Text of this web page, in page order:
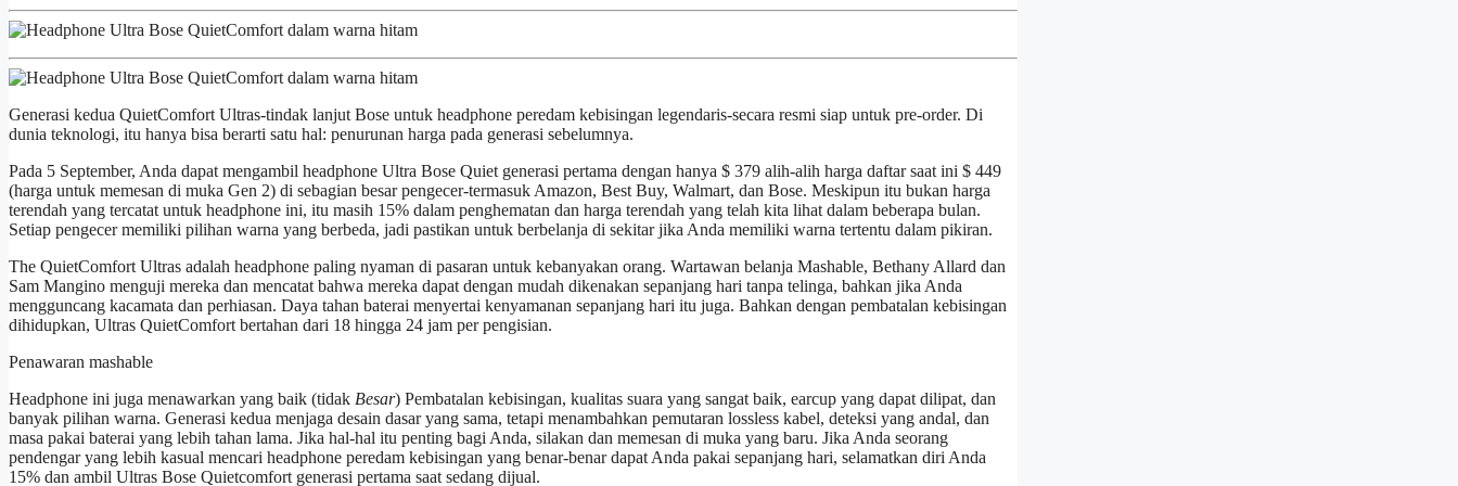
Generasi kedua QuietComfort Ultras-tindak lanjut Bose untuk headphone peredam kebisingan legendaris-secara resmi siap untuk pre-order. Di
dunia teknologi, itu hanya bisa berarti satu hal: penurunan harga pada generasi sebelumnya.
Pada 5 September, Anda dapat mengambil headphone Ultra Bose Quiet generasi pertama dengan hanya $ 379 alih-alih harga daftar saat ini $ 449
(harga untuk memesan di muka Gen 2) di sebagian besar pengecer-termasuk Amazon, Best Buy, Walmart, dan Bose. Meskipun itu bukan harga
terendah yang tercatat untuk headphone ini, itu masih 15% dalam penghematan dan harga terendah yang telah kita lihat dalam beberapa bulan.
Setiap pengecer memiliki pilihan warna yang berbeda, jadi pastikan untuk berbelanja di sekitar jika Anda memiliki warna tertentu dalam pikiran.
The QuietComfort Ultras adalah headphone paling nyaman di pasaran untuk kebanyakan orang. Wartawan belanja Mashable, Bethany Allard dan
Sam Mangino menguji mereka dan mencatat bahwa mereka dapat dengan mudah dikenakan sepanjang hari tanpa telinga, bahkan jika Anda
mengguncang kacamata dan perhiasan. Daya tahan baterai menyertai kenyamanan sepanjang hari itu juga. Bahkan dengan pembatalan kebisingan
dihidupkan, Ultras QuietComfort bertahan dari 18 hingga 24 jam per pengisian.
Penawaran mashable
Headphone ini juga menawarkan yang baik (tidak Besar) Pembatalan kebisingan, kualitas suara yang sangat baik, earcup yang dapat dilipat, dan
banyak pilihan warna. Generasi kedua menjaga desain dasar yang sama, tetapi menambahkan pemutaran lossless kabel, deteksi yang andal, dan
masa pakai baterai yang lebih tahan lama. Jika hal-hal itu penting bagi Anda, silakan dan memesan di muka yang baru. Jika Anda seorang
pendengar yang lebih kasual mencari headphone peredam kebisingan yang benar-benar dapat Anda pakai sepanjang hari, selamatkan diri Anda
15% dan ambil Ultras Bose Quietcomfort generasi pertama saat sedang dijual.